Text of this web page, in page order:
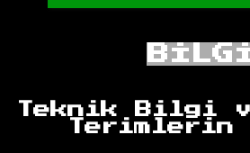
Teknik Bilgi
Terimlerin